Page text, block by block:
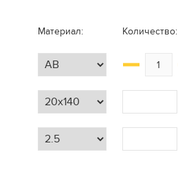
Материал: Количество: